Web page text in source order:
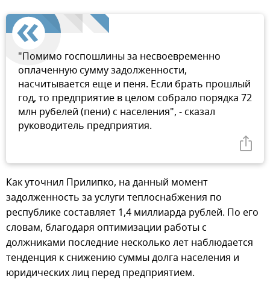
"Помимо госпошлины за несвоевременно
оплаченную сумму задолженности,
насчитывается еще и пеня. Если брать прошлый
год, то предприятие в целом собрало порядка 72
млн рубелей (пени) с населения", - сказал
руководитель предприятия.
Как уточнил Прилипко, на данный момент
задолженность за услуги теплоснабжения по
республике составляет 1,4 миллиарда рублей. По его
словам, благодаря оптимизации работы с
должниками последние несколько лет наблюдается
тенденция к снижению суммы долга населения и
юридических лиц перед предприятием.